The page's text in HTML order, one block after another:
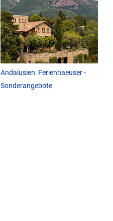
Andalusien: Ferienhaeuser -
Sonderangebote